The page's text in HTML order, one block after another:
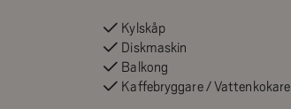
Kylskåp
Diskmaskin
Balkong
Kaffebryggare / Vattenkokare